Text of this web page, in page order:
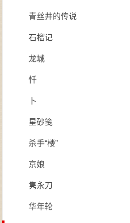
青丝井的传说
石榴记
龙城
忏
卜
星砂笺
杀手“楼”
京娘
隽永刀
华年轮